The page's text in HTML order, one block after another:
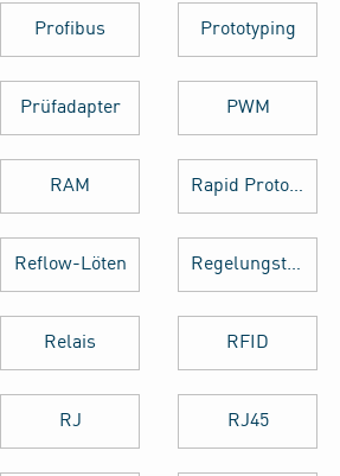
Profibus Prototyping
Prüfadapter PWM
RAM Rapid Prototyping
Reflow-Löten Regelungstechnik
Relais RFID
RJ RJ45